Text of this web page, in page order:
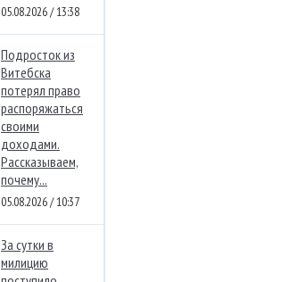
05.08.2026 / 13:38
Подросток из
Витебска
потерял право
распоряжаться
своими
доходами.
Рассказываем,
почему...
05.08.2026 / 10:37
За сутки в
милицию